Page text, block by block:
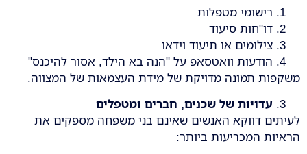
רישומי מטפלות
דו"חות סיעוד
צילומים או תיעוד וידאו
הודעות וואטסאפ על "הנה בא הילד, אסור להיכנס"
משקפות תמונה מדויקת של מידת העצמאות של המצווה.
עדויות של שכנים, חברים ומטפלים
לעיתים דווקא האנשים שאינם בני משפחה מספקים את
הראיות המכריעות ביותר: